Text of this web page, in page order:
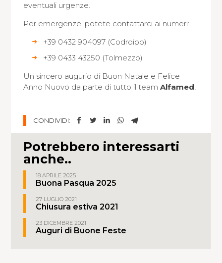
eventuali urgenze.
Per emergenze, potete contattarci ai numeri:
+39 0432 904097 (Codroipo)
+39 0433 43250 (Tolmezzo)
Un sincero augurio di Buon Natale e Felice
Anno Nuovo da parte di tutto il teamAlfamed!
CONDIVIDI:
a
c
e
o
w
t
r
i
n
k
I
W
h
a
t
e
l
e
Potrebbero interessarti
anche..
18 APRILE 2025
Buona Pasqua 2025
27 LUGLIO 2021
Chiusura estiva 2021
23 DICEMBRE 2021
Auguri di Buone Feste